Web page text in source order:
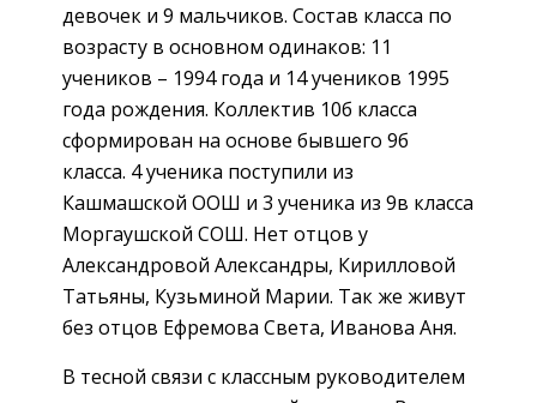
девочек и 9 мальчиков. Состав класса по
возрасту в основном одинаков: 11
учеников – 1994 года и 14 учеников 1995
года рождения. Коллектив 10б класса
сформирован на основе бывшего 9б
класса. 4 ученика поступили из
Кашмашской ООШ и 3 ученика из 9в класса
Моргаушской СОШ. Нет отцов у
Александровой Александры, Кирилловой
Татьяны, Кузьминой Марии. Так же живут
без отцов Ефремова Света, Иванова Аня.
В тесной связи с классным руководителем